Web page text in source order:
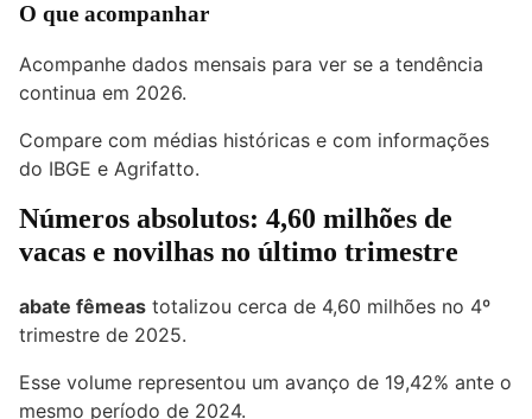
O que acompanhar
Acompanhe dados mensais para ver se a tendência
continua em 2026.
Compare com médias históricas e com informações
do IBGE e Agrifatto.
Números absolutos: 4,60 milhões de
vacas e novilhas no último trimestre
abate fêmeas totalizou cerca de 4,60 milhões no 4º
trimestre de 2025.
Esse volume representou um avanço de 19,42% ante o
mesmo período de 2024.